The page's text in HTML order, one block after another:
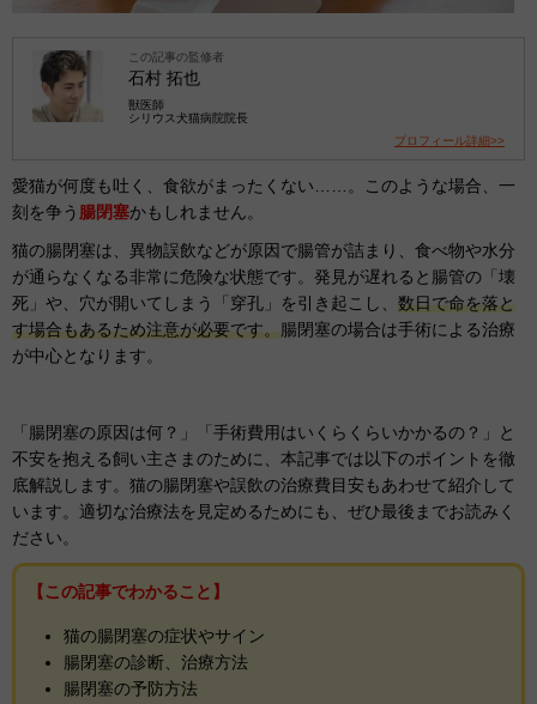
この記事の監修者
石村 拓也
獣医師
シリウス犬猫病院院長
プロフィール詳細>>
愛猫が何度も吐く、食欲がまったくない……。このような場合、一
刻を争う 腸閉塞かもしれません。
猫の腸閉塞は、異物誤飲などが原因で腸管が詰まり、食べ物や水分
が通らなくなる非常に危険な状態です。発見が遅れると腸管の「壊
死」や、穴が開いてしまう「穿孔」を引き起こし、 数日で命を落と
す場合もあるため注意が必要です。腸閉塞の場合は手術による治療
が中心となります。
「腸閉塞の原因は何？」「手術費用はいくらくらいかかるの？」と
不安を抱える飼い主さまのために、本記事では以下のポイントを徹
底解説します。 猫の腸閉塞や誤飲の治療費目安もあわせて紹介して
います。 適切な治療法を見定めるためにも、ぜひ最後までお読みく
ださい。
【この記事でわかること】
猫の腸閉塞の症状やサイン
腸閉塞の診断、治療方法
腸閉塞の予防方法